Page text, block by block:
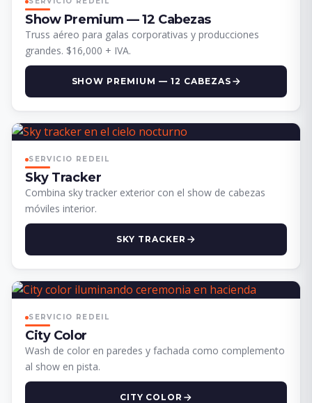
Show Premium — 12 Cabezas
Truss aéreo para galas corporativas y producciones
grandes. $16,000 + IVA.
SHOW PREMIUM — 12 CABEZAS
SERVICIO REDEIL
Sky Tracker
Combina sky tracker exterior con el show de cabezas
móviles interior.
SKY TRACKER
SERVICIO REDEIL
City Color
Wash de color en paredes y fachada como complemento
al show en pista.
CITY COLOR